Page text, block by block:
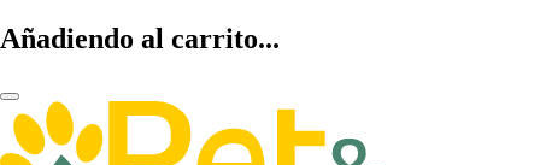
Añadiendo al carrito...